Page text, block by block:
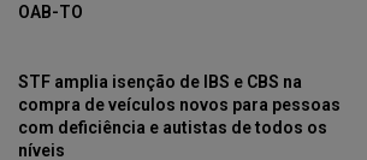
OAB-TO
STF amplia isenção de IBS e CBS na
compra de veículos novos para pessoas
com deficiência e autistas de todos os
níveis